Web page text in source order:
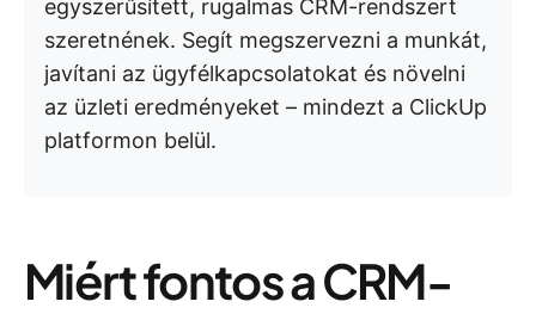
egyszerűsített, rugalmas CRM-rendszert
szeretnének. Segít megszervezni a munkát,
javítani az ügyfélkapcsolatokat és növelni
az üzleti eredményeket – mindezt a ClickUp
platformon belül.
Miért fontos a CRM-